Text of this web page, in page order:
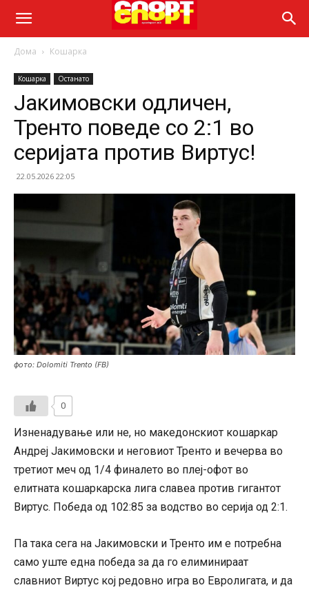
Дома Кошарка
Кошарка Останато
Јакимовски одличен,
Тренто поведе со 2:1 во
серијата против Виртус!
22.05.2026 22:05
фото: Dolomiti Trento (FB)
0
Изненадување или не, но македонскиот кошаркар
Андреј Јакимовски и неговиот Тренто и вечерва во
третиот меч од 1/4 финалето во плеј-офот во
елитната кошаркарска лига славеа против гигантот
Виртус. Победа од 102:85 за водство во серија од 2:1.
Па така сега на Јакимовски и Тренто им е потребна
само уште една победа за да го елиминираат
славниот Виртус кој редовно игра во Евролигата, и да